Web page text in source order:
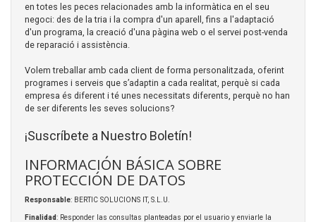
en totes les peces relacionades amb la informàtica en el seu
negoci: des de la tria i la compra d'un aparell, fins a l'adaptació
d'un programa, la creació d'una pàgina web o el servei post-venda
de reparació i assistència.
Volem treballar amb cada client de forma personalitzada, oferint
programes i serveis que s’adaptin a cada realitat, perquè si cada
empresa és diferent i té unes necessitats diferents, perquè no han
de ser diferents les seves solucions?
¡Suscríbete a Nuestro Boletín!
INFORMACIÓN BÁSICA SOBRE
PROTECCIÓN DE DATOS
Responsable: BERTIC SOLUCIONS IT, S.L.U.
Finalidad: Responder las consultas planteadas por el usuario y enviarle la